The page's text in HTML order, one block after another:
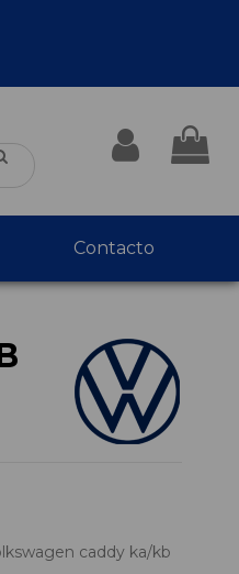
Contacto
caddy ka/kb